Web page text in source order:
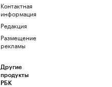
Контактная
информация
Редакция
Размещение
рекламы
Другие
продукты
РБК